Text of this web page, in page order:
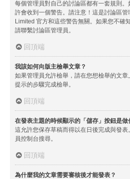
每個管理員對自己的討論區都有一套規則
許會收到一個警告。請注意！這是討論區
Limited 官方和這些警告無關。如果您不確
請聯繫討論區管理員。
回頂端
我該如何向版主檢舉文章？
如果管理員允許檢舉，請在您想檢舉的文
提示的步驟完成檢舉。
回頂端
在發表主題的時候顯示的「儲存」按鈕是做
這允許您保存草稿而得以在日後完成與發
員控制台搜尋。
回頂端
為什麼我的文章需要審核後才能發表？